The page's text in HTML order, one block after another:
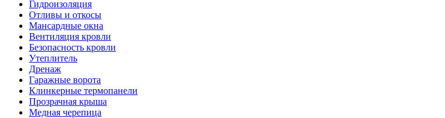
Гидроизоляция
Отливы и откосы
Мансардные окна
Вентиляция кровли
Безопасность кровли
Утеплитель
Дренаж
Гаражные ворота
Клинкерные термопанели
Прозрачная крыша
Медная черепица